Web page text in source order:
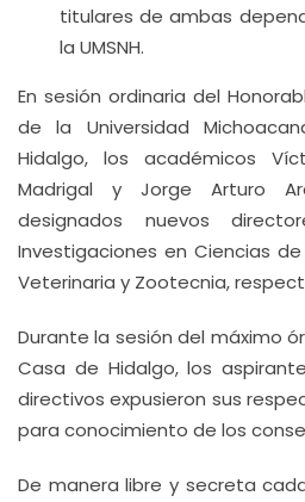
titulares de ambas
la UMSNH.
En sesión ordinaria del
de la Universidad
Hidalgo, los académicos
Madrigal y Jorge Arturo
designados nuevos
Investigaciones en Ciencias
Veterinaria y Zootecnia,
Durante la sesión del máximo
Casa de Hidalgo, los
directivos expusieron sus
para conocimiento de los
De manera libre y secreta